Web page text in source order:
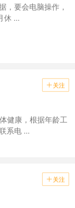
，要会电脑操作，
休 ...
 关注
健康，根据年龄工
系电 ...
 关注